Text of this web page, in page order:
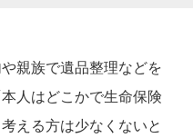
親族で遺品整理などを
人はどこかで生命保険
える方は少なくないと